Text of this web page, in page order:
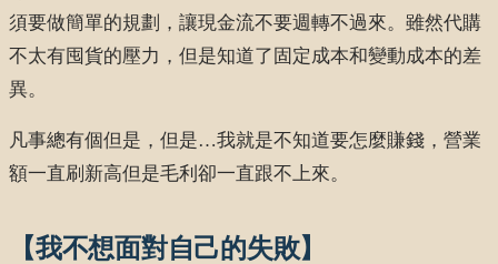
須要做簡單的規劃，讓現金流不要週轉不過來。雖然代購
不太有囤貨的壓力，但是知道了固定成本和變動成本的差
異。
凡事總有個但是，但是…我就是不知道要怎麼賺錢，營業
額一直刷新高但是毛利卻一直跟不上來。
【我不想面對自己的失敗】